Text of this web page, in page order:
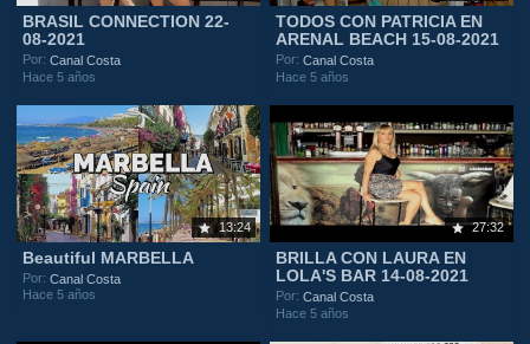
BRASIL CONNECTION 22-
08-2021
Por:Canal Costa
Hace 5 años
TODOS CON PATRICIA EN
ARENAL BEACH 15-08-2021
Por:Canal Costa
Hace 5 años
13:24
Beautiful MARBELLA
Por:Canal Costa
Hace 5 años
27:32
BRILLA CON LAURA EN
LOLA'S BAR 14-08-2021
Por:Canal Costa
Hace 5 años